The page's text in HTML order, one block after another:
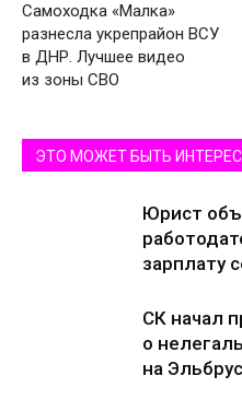
Самоходка «Малка»
разнесла укрепрайон ВСУ
в ДНР. Лучшее видео
из зоны СВО
ЭТО МОЖЕТ БЫТЬ
Юрист
зарплату
СК начал
о
на Эльбрус